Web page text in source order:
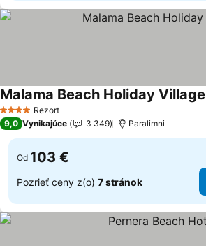
4 Počet hviezdičiek
Rezort
Malama Beach Holiday Village
9,0 Vynikajúce 3 349 Paralimni
Od 103 €
Pozrieť ceny z(o) 7 stránok